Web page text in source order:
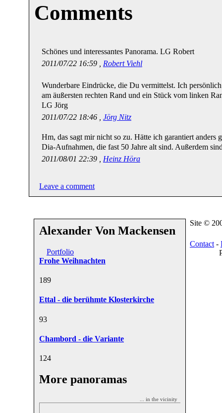
Comments
Schönes und interessantes Panorama. LG Robert
2011/07/22 16:59 , Robert Viehl
Wunderbare Eindrücke, die Du vermittelst. Ich
am äußersten rechten Rand und ein Stück vom linken
LG Jörg
2011/07/22 18:46 , Jörg Nitz
Hm, das sagt mir nicht so zu. Hätte ich garantiert anders
Dia-Aufnahmen, die fast 50 Jahre alt sind. Außerdem
2011/08/01 22:39 , Heinz Höra
Leave a comment
Alexander Von Mackensen
Portfolio
Frohe Weihnachten
189
Ettal - die berühmte Klosterkirche
93
Chambord - die Variante
124
More panoramas
... in the vicinity
Site ©
Contact -